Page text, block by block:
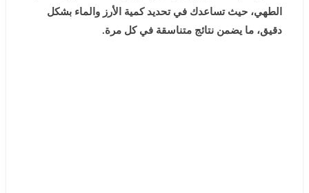
الطهي، حيث تساعدك في تحديد كمية الأرز والماء بشكل
دقيق، ما يضمن نتائج متناسقة في كل مرة.